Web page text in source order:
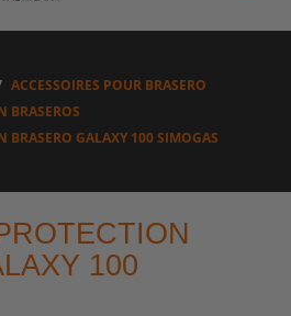
ACCESSOIRES POUR BRASERO
BRASEROS
BRASERO GALAXY 100 SIMOGAS
100